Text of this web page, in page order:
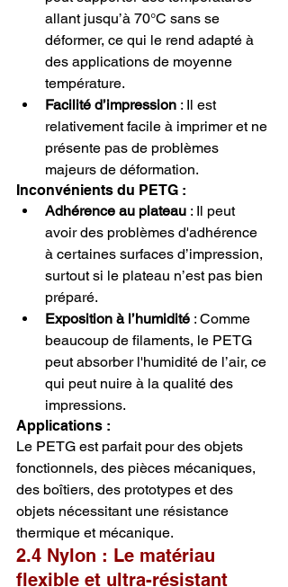
allant jusqu’à 70°C sans se
déformer, ce qui le rend adapté à
des applications de moyenne
température.
Facilité d’impression : Il est
relativement facile à imprimer et ne
présente pas de problèmes
majeurs de déformation.
Inconvénients du PETG :
Adhérence au plateau : Il peut
avoir des problèmes d'adhérence
à certaines surfaces d’impression,
surtout si le plateau n’est pas bien
préparé.
Exposition à l’humidité : Comme
beaucoup de filaments, le PETG
peut absorber l'humidité de l’air, ce
qui peut nuire à la qualité des
impressions.
Applications :
Le PETG est parfait pour des objets
fonctionnels, des pièces mécaniques,
des boîtiers, des prototypes et des
objets nécessitant une résistance
thermique et mécanique.
2.4 Nylon : Le matériau
flexible et ultra-résistant